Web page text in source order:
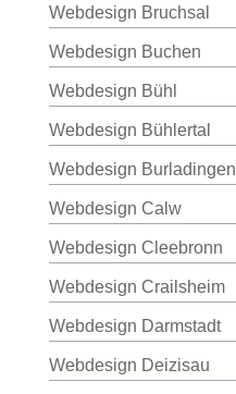
Webdesign Bruchsal
Webdesign Buchen
Webdesign Bühl
Webdesign Bühlertal
Webdesign Burladingen
Webdesign Calw
Webdesign Cleebronn
Webdesign Crailsheim
Webdesign Darmstadt
Webdesign Deizisau